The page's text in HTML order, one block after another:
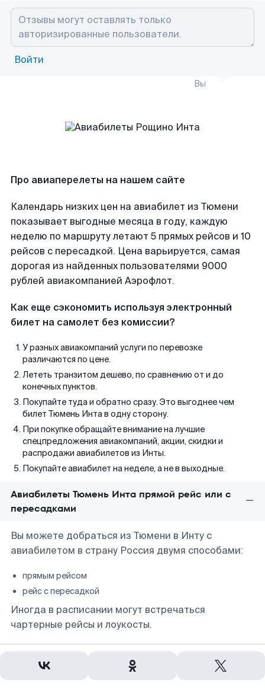
Войти
Вы
Про авиаперелеты на нашем сайте
Календарь низких цен на авиабилет из Тюмени
показывает выгодные месяца в году, каждую
неделю по маршруту летают 5 прямых рейсов и 10
рейсов с пересадкой. Цена варьируется, самая
дорогая из найденных пользователями 9000
рублей авиакомпанией Аэрофлот.
Как еще сэкономить используя электронный
билет на самолет без комиссии?
У разных авиакомпаний услуги по перевозке
различаются по цене.
Лететь транзитом дешево, по сравнению от и до
конечных пунктов.
Покупайте туда и обратно сразу. Это выгоднее чем
билет Тюмень Инта в одну сторону.
При покупке обращайте внимание на лучшие
спецпредложения авиакомпаний, акции, скидки и
распродажи авиабилетов из Инты.
Покупайте авиабилет на неделе, а не в выходные.
Авиабилеты Тюмень Инта прямой рейс или с
пересадками
Вы можете добраться из Тюмени в Инту с
авиабилетом в страну Россия двумя способами:
прямым рейсом
рейс с пересадкой
Иногда в расписании могут встречаться
чартерные рейсы и лоукосты.